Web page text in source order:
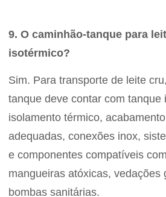
9. O caminhão-tanque para
isotérmico?
Sim. Para transporte de leite
tanque deve contar com tanque
isolamento térmico,
adequadas, conexões inox,
e componentes compatíveis
mangueiras atóxicas, vedações
bombas sanitárias.